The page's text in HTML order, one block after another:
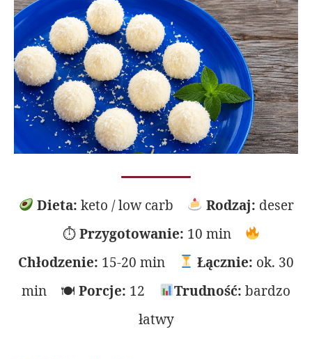
Dieta: keto / low carb Rodzaj: deser
⏱ Przygotowanie: 10 min
Chłodzenie: 15-20 min Łącznie: ok. 30
min 🍽Porcje: 12 Trudność: bardzo
łatwy